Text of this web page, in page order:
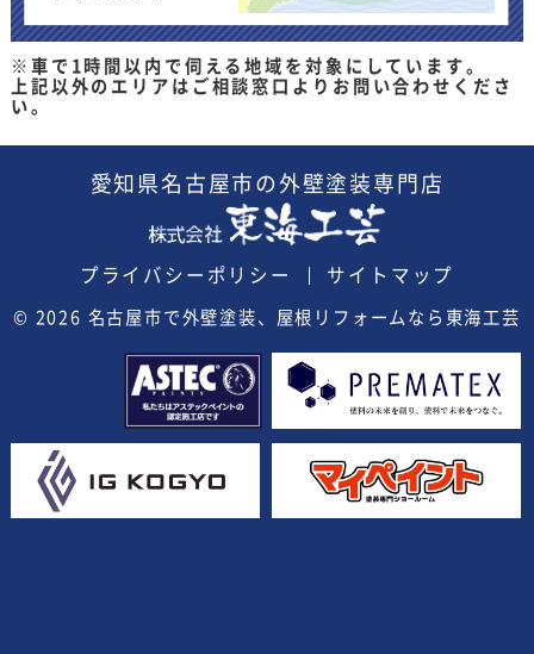
※車で1時間以内で伺える地域を対象にしています。
上記以外のエリアはご相談窓口よりお問い合わせくださ
い。
愛知県名古屋市の外壁塗装 専門店
プライバシーポリシー サイトマップ
© 2026 名古屋市で外壁塗装、屋根リフォームなら東海工芸